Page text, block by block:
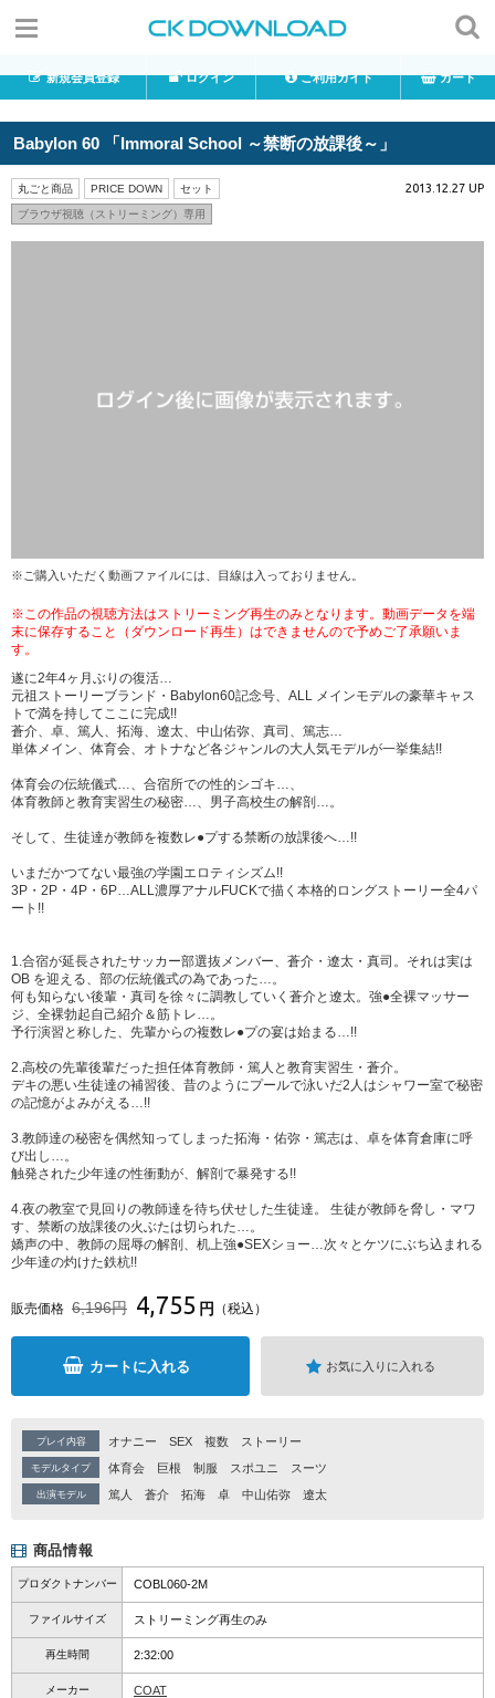
新規会員登録 ログイン ご利用ガイド カート
Babylon 60 「Immoral School ～禁断の放課後～」
丸ごと商品 PRICE DOWN セット
ブラウザ視聴（ストリーミング）専用
2013.12.27 UP
※ご購入いただく動画ファイルには、目線は入っておりません。
※この作品の視聴方法はストリーミング再生のみとなります。動画データを端
末に保存すること（ダウンロード再生）はできませんので予めご了承願いま
す。
遂に2年4ヶ月ぶりの復活…
元祖ストーリーブランド・Babylon60記念号、ALL メインモデルの豪華キャス
トで満を持してここに完成!!
蒼介、卓、篤人、拓海、遼太、中山佑弥、真司、篤志…
単体メイン、体育会、オトナなど各ジャンルの大人気モデルが一挙集結!!
体育会の伝統儀式…、合宿所での性的シゴキ…、
体育教師と教育実習生の秘密…、男子高校生の解剖…。
そして、生徒達が教師を複数レ●プする禁断の放課後へ…!!
いまだかつてない最強の学園エロティシズム!!
3P・2P・4P・6P…ALL濃厚アナルFUCKで描く本格的ロングストーリー全4パ
ート!!
1.合宿が延長されたサッカー部選抜メンバー、蒼介・遼太・真司。それは実は
OB を迎える、部の伝統儀式の為であった…。
何も知らない後輩・真司を徐々に調教していく蒼介と遼太。強●全裸マッサー
ジ、全裸勃起自己紹介＆筋トレ…。
予行演習と称した、先輩からの複数レ●プの宴は始まる…!!
2.高校の先輩後輩だった担任体育教師・篤人と教育実習生・蒼介。
デキの悪い生徒達の補習後、昔のようにプールで泳いだ2人はシャワー室で秘密
の記憶がよみがえる…!!
3.教師達の秘密を偶然知ってしまった拓海・佑弥・篤志は、卓を体育倉庫に呼
び出し…。
触発された少年達の性衝動が、解剖で暴発する!!
4.夜の教室で見回りの教師達を待ち伏せした生徒達。 生徒が教師を脅し・マワ
す、禁断の放課後の火ぶたは切られた…。
嬌声の中、教師の屈辱の解剖、机上強●SEXショー…次々とケツにぶち込まれる
少年達の灼けた鉄杭!!
販売価格 6,196円 4,755 円 （税込）
カートに入れる お気に入りに入れる
プレイ内容 オナニー SEX 複数 ストーリー
モデルタイプ 体育会 巨根 制服 スポユニ スーツ
出演モデル 篤人 蒼介 拓海 卓 中山佑弥 遼太
商品情報
プロダクトナンバー COBL060-2M
ファイルサイズ ストリーミング再生のみ
再生時間 2:32:00
メーカー COAT